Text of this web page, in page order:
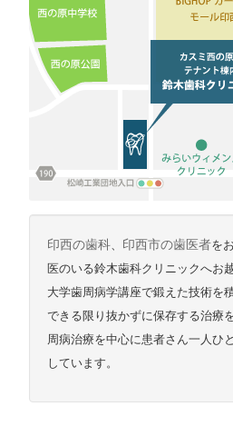
印西の歯科、 印西市の歯医者を
医のいる鈴木歯科クリニックへお
大学歯周病学講座で鍛えた技術を
できる限り抜かずに保存する治療
周病治療を中心に患者さん一人ひ
しています。